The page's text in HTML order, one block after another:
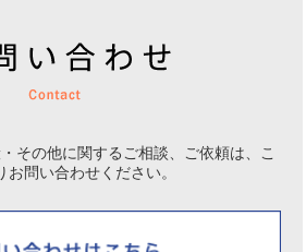
その他に関するご相談、ご依頼は、
こ
お問い合わせください。